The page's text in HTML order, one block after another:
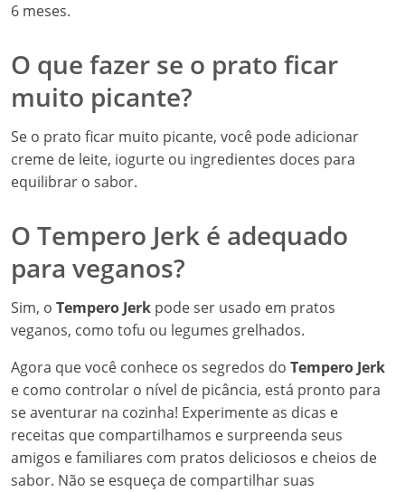
6 meses.
O que fazer se o prato ficar
muito picante?
Se o prato ficar muito picante, você pode adicionar
creme de leite, iogurte ou ingredientes doces para
equilibrar o sabor.
O Tempero Jerk é adequado
para veganos?
Sim, o Tempero Jerk pode ser usado em pratos
veganos, como tofu ou legumes grelhados.
Agora que você conhece os segredos do Tempero Jerk
e como controlar o nível de picância, está pronto para
se aventurar na cozinha! Experimente as dicas e
receitas que compartilhamos e surpreenda seus
amigos e familiares com pratos deliciosos e cheios de
sabor. Não se esqueça de compartilhar suas